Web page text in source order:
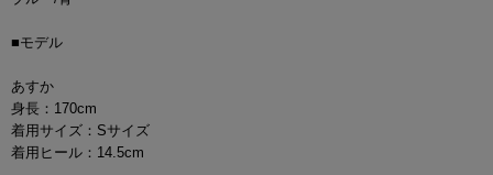
■モデル
あすか
身長：170cm
着用サイズ：Sサイズ
着用ヒール：14.5cm